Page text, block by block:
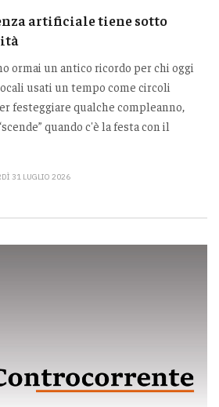
artificiale tiene sotto
ormai un antico ricordo per chi oggi
usati un tempo come circoli
festeggiare qualche compleanno,
quando c'è la festa con il
31 LUGLIO 2026